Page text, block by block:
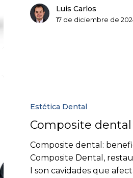
Luis Carlos
17 de diciembre de
Estética Dental
Composite dental
Composite dental:
Composite Dental,
I son cavidades que